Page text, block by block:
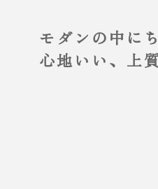
モダンの中に
心地いい、上